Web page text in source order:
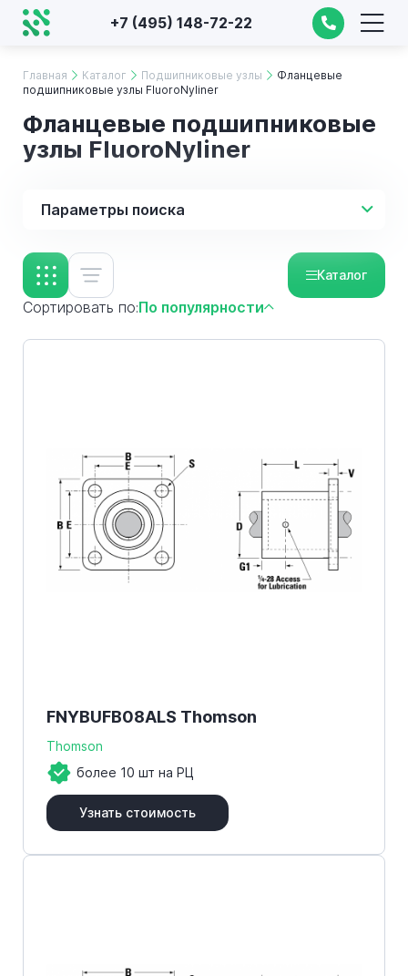
+7 (495) 148-72-22
Главная Каталог Подшипниковые узлы
Фланцевые
подшипниковые узлы FluoroNyliner
Фланцевые подшипниковые
узлы FluoroNyliner
Параметры поиска
Каталог
Сортировать по:По популярности
FNYBUFB08ALS Thomson
Thomson
более 10 шт на РЦ
Узнать стоимость